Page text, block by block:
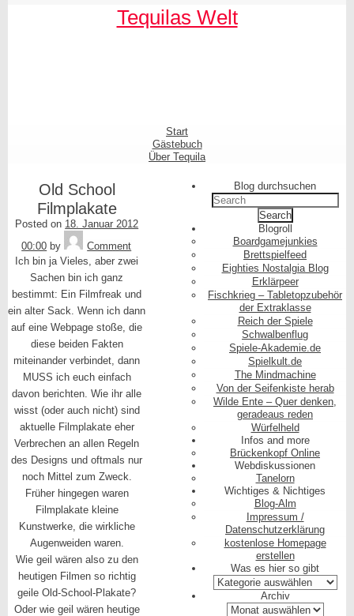
to
content
Tequilas Welt
Shrunk
Expand
Start
Gästebuch
Über Tequila
Old School
Filmplakate
Posted on 18. Januar 2012
00:00 by
Comment
Ich bin ja Vieles, aber zwei
Sachen bin ich ganz
bestimmt: Ein Filmfreak und
ein alter Sack. Wenn ich dann
auf eine Webpage stoße, die
diese beiden Fakten
miteinander verbindet, dann
MUSS ich euch einfach
davon berichten. Wie ihr alle
wisst (oder auch nicht) sind
aktuelle Filmplakate eher
Verbrechen an allen Regeln
des Designs und oftmals nur
noch Mittel zum Zweck.
Früher hingegen waren
Filmplakate kleine
Kunstwerke, die wirkliche
Augenweiden waren.
Wie geil wären also zu den
heutigen Filmen so richtig
geile Old-School-Plakate?
Oder wie geil wären heutige
Blog durchsuchen
Search
for:
Blogroll
Boardgamejunkies
Brettspielfeed
Eighties Nostalgia Blog
Erklärpeer
Fischkrieg – Tabletopzubehör
der Extraklasse
Reich der Spiele
Schwalbenflug
Spiele-Akademie.de
Spielkult.de
The Mindmachine
Von der Seifenkiste herab
Wilde Ente – Quer denken,
geradeaus reden
Würfelheld
Infos and more
Brückenkopf Online
Webdiskussionen
Tanelorn
Wichtiges & Nichtiges
Blog-Alm
Impressum /
Datenschutzerklärung
kostenlose Homepage
erstellen
Was es hier so gibt
Was
es
hier
Archiv
Archiv